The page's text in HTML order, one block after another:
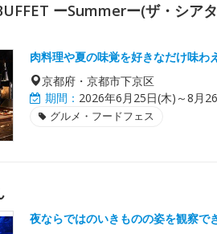
ーSummerー(ザ・シア
肉料理や夏の味覚を好きなだけ味わ
京都府・京都市下京区
期間： 2026年6月25日(木)～8月
グルメ・フードフェス
夜ならではのいきものの姿を観察で